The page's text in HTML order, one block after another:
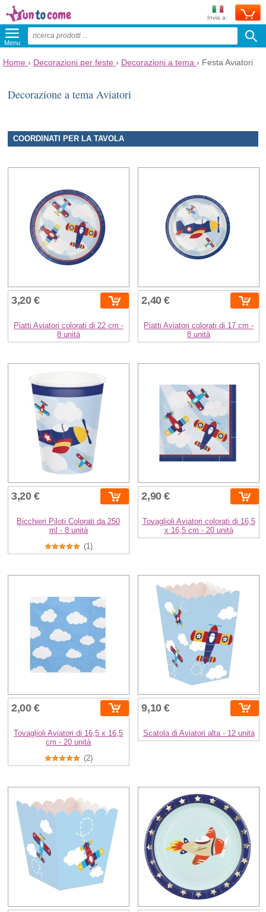
Invia a:
Menu
Home › Decorazioni per feste › Decorazioni a tema › Festa Aviatori
Decorazione a tema Aviatori
COORDINATI PER LA TAVOLA
3,20 €
Piatti Aviatori colorati di 22 cm -
8 unità
2,40 €
Piatti Aviatori colorati di 17 cm -
8 unità
3,20 €
Bicchieri Piloti Colorati da 250
ml - 8 unità
(1)
2,90 €
Tovaglioli Aviatori colorati di 16,5
x 16,5 cm - 20 unità
2,00 €
Tovaglioli Aviatori di 16,5 x 16,5
cm - 20 unità
(2)
9,10 €
Scatola di Aviatori alta - 12 unità